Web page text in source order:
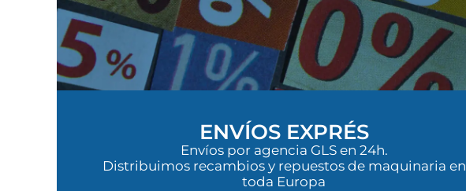
ENVÍOS EXPRÉS
Envíos por agencia GLS en 24h.
Distribuimos recambios y repuestos de maquinaria en
toda Europa